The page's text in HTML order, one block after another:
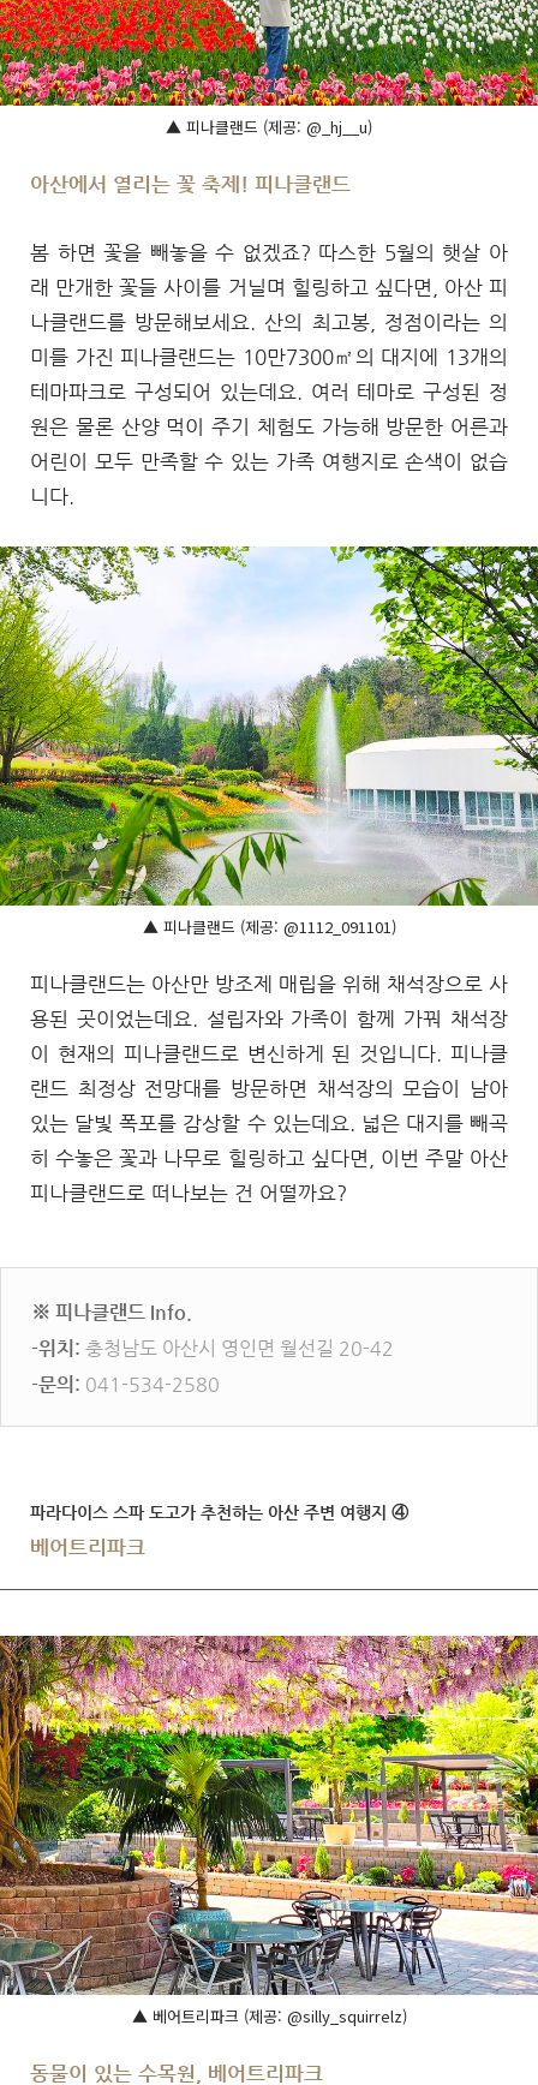
▲ 피나클랜드 (제공: @_hj__u)
아산에서 열리는 꽃 축제! 피나클랜드
봄 하면 꽃을 빼놓을 수 없겠죠? 따스한 5월의 햇살 아
래 만개한 꽃들 사이를 거닐며 힐링하고 싶다면, 아산 피
나클랜드를 방문해보세요. 산의 최고봉, 정점이라는 의
미를 가진 피나클랜드는 10만7300㎡의 대지에 13개의
테마파크로 구성되어 있는데요. 여러 테마로 구성된 정
원은 물론 산양 먹이 주기 체험도 가능해 방문한 어른과
어린이 모두 만족할 수 있는 가족 여행지로 손색이 없습
니다.
▲ 피나클랜드 (제공: @1112_091101)
피나클랜드는 아산만 방조제 매립을 위해 채석장으로 사
용된 곳이었는데요. 설립자와 가족이 함께 가꿔 채석장
이 현재의 피나클랜드로 변신하게 된 것입니다. 피나클
랜드 최정상 전망대를 방문하면 채석장의 모습이 남아
있는 달빛 폭포를 감상할 수 있는데요. 넓은 대지를 빼곡
히 수놓은 꽃과 나무로 힐링하고 싶다면, 이번 주말 아산
피나클랜드로 떠나보는 건 어떨까요?
※ 피나클랜드 Info.
-위치: 충청남도 아산시 영인면 월선길 20-42
-문의: 041-534-2580
파라다이스 스파 도고가 추천하는 아산 주변 여행지 ④
베어트리파크
▲ 베어트리파크 (제공: @silly_squirrelz)
동물이 있는 수목원, 베어트리파크